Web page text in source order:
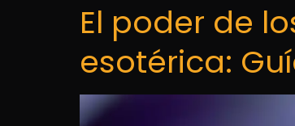
El poder de
esotérica: